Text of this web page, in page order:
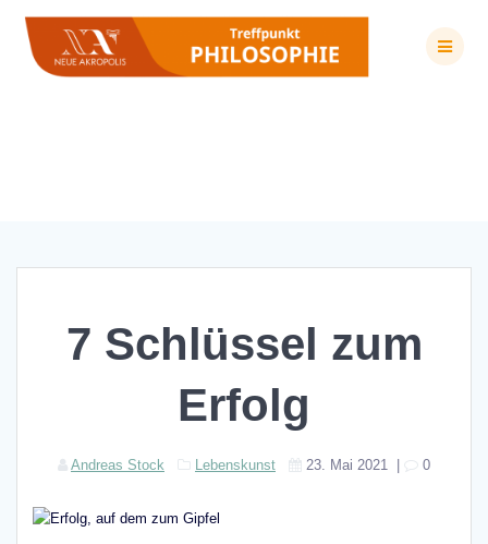
Inhalt
springen
7 Schlüssel zum
Erfolg
Andreas Stock Lebenskunst 23. Mai 2021 0